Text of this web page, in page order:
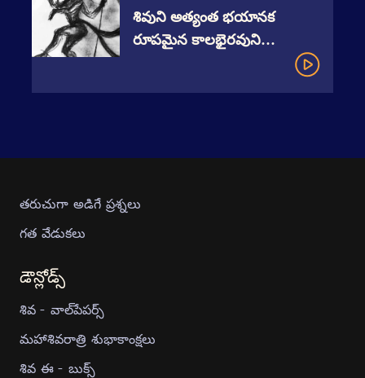
శివుని అత్యంత భయానక
రూపమైన కాలభైరవుని
తరుచుగా అడిగే ప్రశ్నలు
గత వేడుకలు
డౌన్లోడ్స్
శివ - వాల్‍పేపర్స్
మహాశివరాత్రి శుభాకాంక్షలు
శివ ఈ - బుక్స్